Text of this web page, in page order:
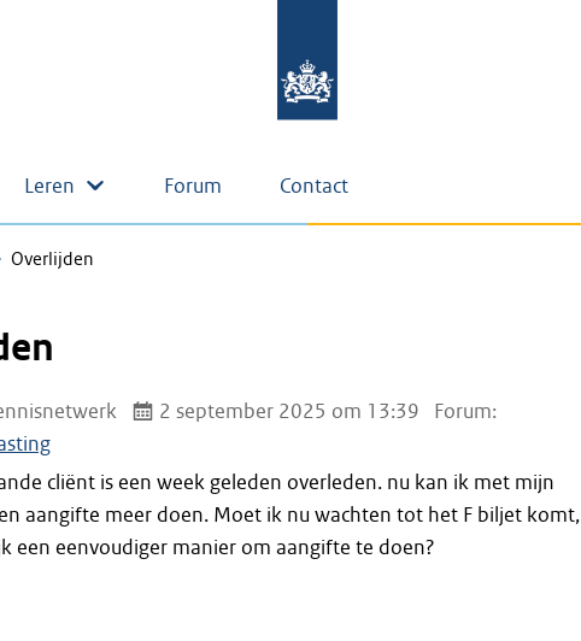
Leren Forum Contact
Overlijden
2 september 2025 om 13:39
Forum:
cliënt is een week geleden overleden. nu kan ik met mijn
aangifte meer doen. Moet ik nu wachten tot het F biljet komt,
een eenvoudiger manier om aangifte te doen?